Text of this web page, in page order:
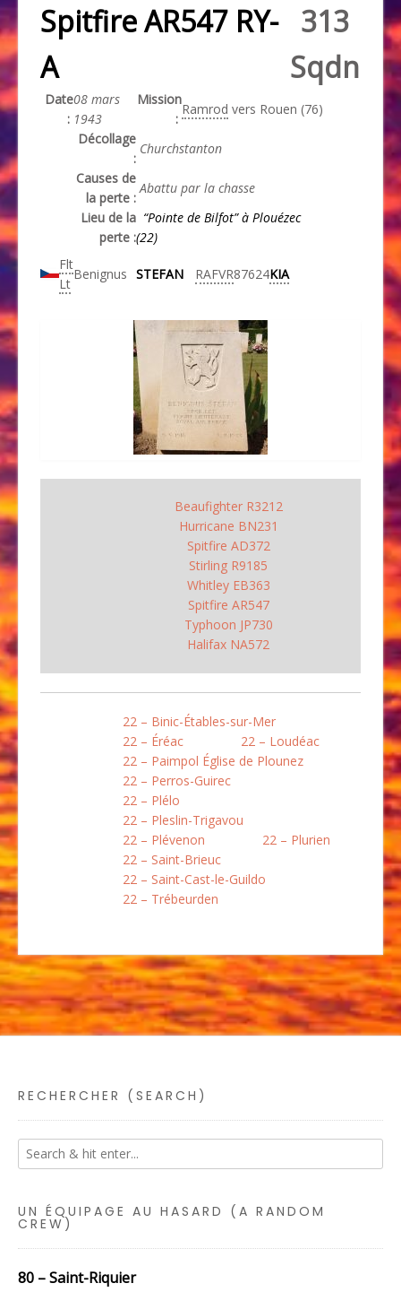
Spitfire AR547 RY-
A
313
Sqdn
Date
:
08 mars
1943
Mission
:
Ramrod vers Rouen (76)
Décollage
:
Churchstanton
Causes de
la perte :
Abattu par la chasse
Lieu de la
perte :
“Pointe de Bilfot”à Plouézec
(22)
Flt
Lt
Benignus STEFAN RAFVR87624KIA
Beaufighter R3212
Hurricane BN231
Spitfire AD372
Stirling R9185
Whitley EB363
Spitfire AR547
Typhoon JP730
Halifax NA572
22 – Binic-Étables-sur-Mer
22 – Éréac
22 – Loudéac
22 – Paimpol Église de Plounez
22 – Perros-Guirec
22 – Plélo
22 – Pleslin-Trigavou
22 – Plévenon
22 – Plurien
22 – Saint-Brieuc
22 – Saint-Cast-le-Guildo
22 – Trébeurden
RECHERCHER (SEARCH)
UN ÉQUIPAGE AU HASARD (A RANDOM
CREW)
80 – Saint-Riquier